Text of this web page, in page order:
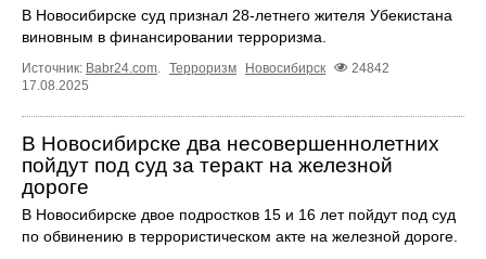
В Новосибирске суд признал 28-летнего жителя Убекистана
виновным в финансировании терроризма.
Источник: Babr24.com. Терроризм Новосибирск
24842
17.08.2025
В Новосибирске два несовершеннолетних
пойдут под суд за теракт на железной
дороге
В Новосибирске двое подростков 15 и 16 лет пойдут под суд
по обвинению в террористическом акте на железной дороге.